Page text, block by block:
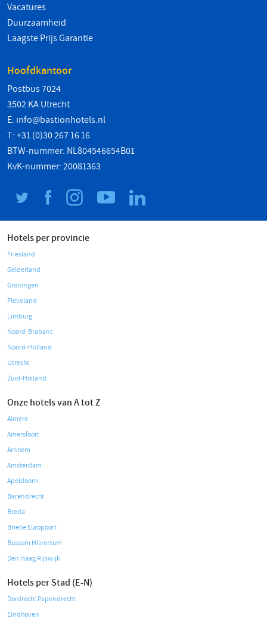
Vacatures
Duurzaamheid
Laagste Prijs Garantie
Hoofdkantoor
Postbus 7024
3502 KA Utrecht
E: info@bastionhotels.nl
T: +31 (0)30 267 16 16
BTW-nummer: NL804546654B01
KvK-nummer: 20081363
Hotels per provincie
Friesland
Gelderland
Groningen
Flevoland
Limburg
Noord-Brabant
Noord-Holland
Utrecht
Zuid-Holland
Onze hotels van A tot Z
Almere
Amersfoort
Arnhem
Amsterdam
Apeldoorn
Barendrecht
Breda
Brielle Europoort
Bussum Hilversum
Den Haag Rijswijk
Hotels per Stad (E-N)
Dordrecht Papendrecht
Eindhoven